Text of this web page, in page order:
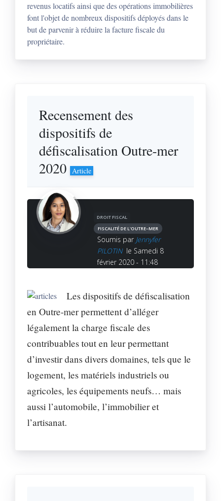
revenus locatifs ainsi que des opérations immobilières
font l'objet de nombreux dispositifs déployés dans le
but de parvenir à réduire la facture fiscale du
propriétaire.
Recensement des
dispositifs de
défiscalisation Outre-mer
2020 Article
DROIT FISCAL
FISCALITÉ DE L'OUTRE–MER
Soumis par Jennyfer
PILOTIN le Samedi 8
février 2020 - 11:48
Les dispositifs de défiscalisation
en Outre-mer permettent d’alléger
légalement la charge fiscale des
contribuables tout en leur permettant
d’investir dans divers domaines, tels que le
logement, les matériels industriels ou
agricoles, les équipements neufs… mais
aussi l’automobile, l’immobilier et
l’artisanat.